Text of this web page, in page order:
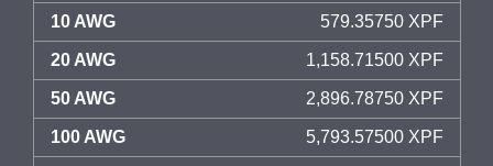
10 AWG 579.35750 XPF
20 AWG 1,158.71500 XPF
50 AWG 2,896.78750 XPF
100 AWG 5,793.57500 XPF